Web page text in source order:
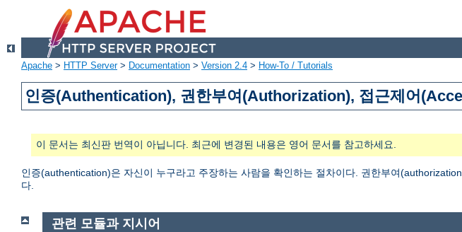
Apache > HTTP Server> Documentation > Version 2.4 > How-To / Tutorials
인증(Authentication), 권한부여(Authorization), 접근제어
이 문서는 최신판 번역이 아닙니다. 최근에 변경된 내용은 영어 문서를 참고하세요.
인증(authentication)은 자신이 누구라고 주장하는 사람을 확인하는 절차이다. 권한부여
다.
관련 모듈과 지시어